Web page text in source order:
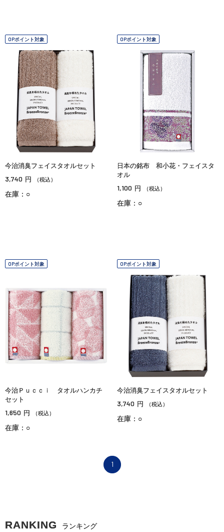
OPポイント対象
今治消臭フェイスタオルセット
3,740 円 （税込）
在庫：○
OPポイント対象
日本の銘布 和小花・フェイスタ
オル
1,100 円 （税込）
在庫：○
OPポイント対象
今治Ｐｕｃｃｉ タオルハンカチ
セット
1,650 円 （税込）
在庫：○
OPポイント対象
今治消臭フェイスタオルセット
3,740 円 （税込）
在庫：○
1
RANKING ランキング